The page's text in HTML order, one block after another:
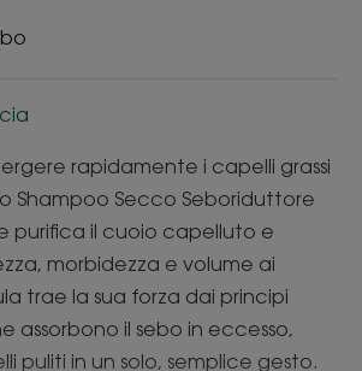
rapidamente i capelli grassi
Shampoo Secco Seboriduttore
purifica il cuoio capelluto e
morbidezza e volume ai
trae la sua forza dai principi
assorbono il sebo in eccesso,
puliti in un solo, semplice gesto.